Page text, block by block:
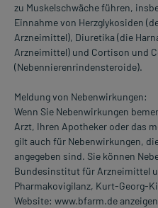
zu Muskelschwäche führen,
Einnahme von Herzglykosiden
Arzneimittel), Diuretika (die
Arzneimittel) und Cortison und
(Nebennierenrindensteroide).
Meldung von Nebenwirkungen:
Wenn Sie Nebenwirkungen
Arzt, Ihren Apotheker oder das
gilt auch für Nebenwirkungen,
angegeben sind. Sie können
Bundesinstitut für Arzneimittel
Pharmakovigilanz, Kurt-Georg-
Website: www.bfarm.de